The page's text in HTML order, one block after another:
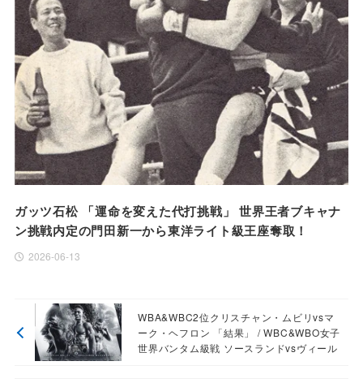
ガッツ石松 「運命を変えた代打挑戦」 世界王者ブキャナ
ン挑戦内定の門田新一から東洋ライト級王座奪取！
2026-06-13
WBA&WBC2位クリスチャン・ムビリvsマ
ーク・ヘフロン 「結果」 / WBC&WBO女子
世界バンタム級戦 ソースランドvsヴィール